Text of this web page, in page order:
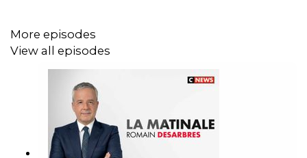
More episodes
View all episodes